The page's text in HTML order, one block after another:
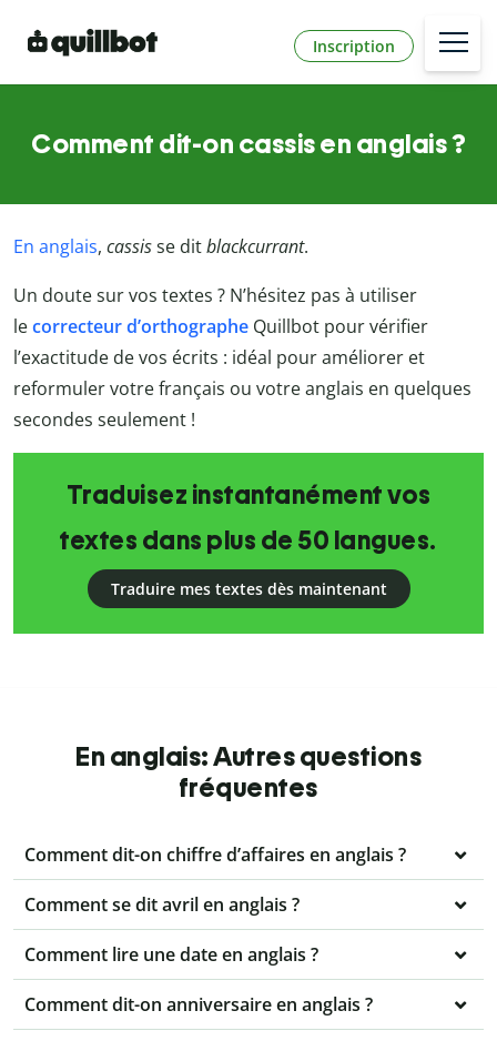
Inscription
Comment dit-on cassis en anglais ?
En anglais, cassisse ditblackcurrant.
Un doute sur vos textes ? N’hésitez pas à utiliser
lecorrecteur d’orthographe Quillbot pour vérifier
l’exactitude de vos écrits : idéal pour améliorer et
reformuler votre français ou votre anglais en quelques
secondes seulement !
Traduisez instantanément vos
textes dans plus de 50 langues.
Traduire mes textes dès maintenant
En anglais: Autres questions
fréquentes
Comment dit-on chiffre d’affaires en anglais ?
Comment se dit avril en anglais ?
Comment lire une date en anglais ?
Comment dit-on anniversaire en anglais ?